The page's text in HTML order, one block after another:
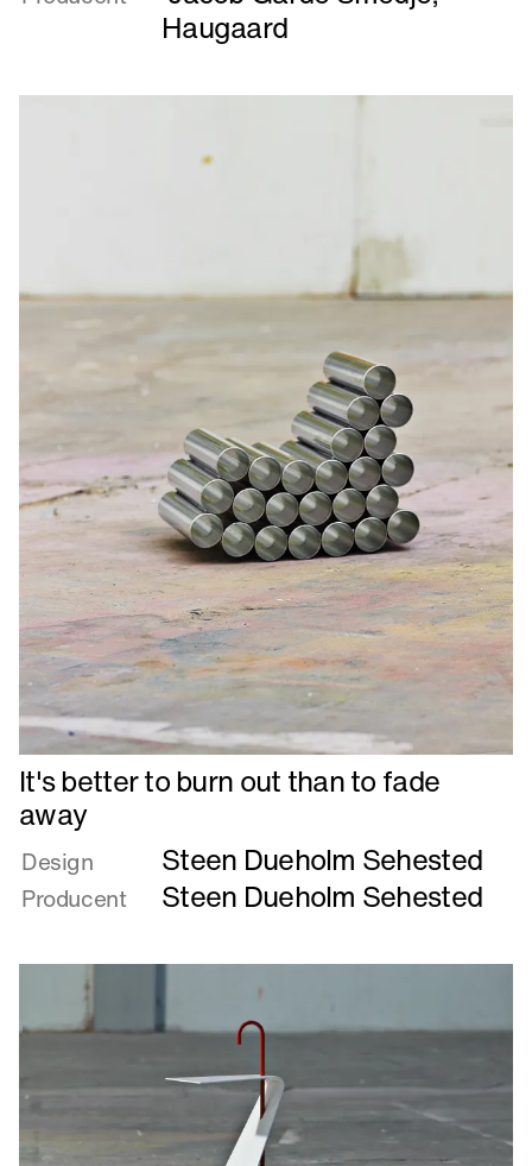
Did
Haugaard
Læs
mere
om
It's
better
to
out
to
It's better to burn out than to fade
away
Design Steen Dueholm Sehested
Producent Steen Dueholm Sehested